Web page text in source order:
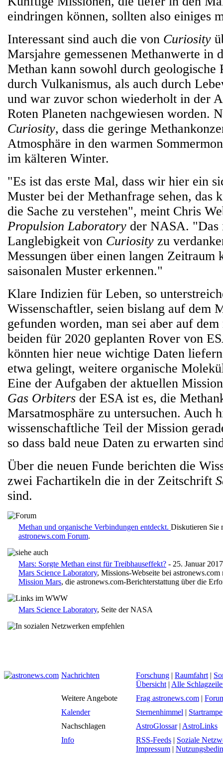
eindringen können, sollten also einiges
Interessant sind auch die von Curiosity
Marsjahre gemessenen Methanwerte in
Methan kann sowohl durch geologische
durch Vulkanismus, als auch durch
und war zuvor schon wiederholt in der
Roten Planeten nachgewiesen worden.
Curiosity, dass die geringe
Atmosphäre in den warmen
im kälteren Winter.
"Es ist das erste Mal, dass wir hier ein
Muster bei der Methanfrage sehen, das
die Sache zu verstehen", meint Chris
Propulsion Laboratory der NASA. "Das
Langlebigkeit von Curiosity zu
Messungen über einen langen Zeitraum
saisonalen Muster erkennen."
Klare Indizien für Leben, so
Wissenschaftler, seien bislang auf dem
gefunden worden, man sei aber auf
beiden für 2020 geplanten Rover von
könnten hier neue wichtige Daten
etwa gelingt, weitere organische
Eine der Aufgaben der aktuellen
Gas Orbiters der ESA ist es, die
Marsatmosphäre zu untersuchen. Auch
wissenschaftliche Teil der Mission
so dass bald neue Daten zu erwarten
Über die neuen Funde berichten die
zwei Fachartikeln die in der Zeitschrift
sind.
Methan und organische Verbindungen entdeckt. Diskutieren Sie
astronews.com Forum.
Mars: Sorgte Methan einst für Treibhauseffekt? - 25. Januar 2017
Mars Science Laboratory, Missions-Webseite bei
Mission Mars, die astronews.com-Berichterstattung über die
Mars Science Laboratory, Seite der NASA
Nachrichten Forschung | Raumfahrt |
Übersicht | Alle
Weitere Angebote
Frag astronews.com |
Kalender
Sternenhimmel | Startrampe
Nachschlagen
AstroGlossar| AstroLinks
Info
RSS-Feeds | Soziale
Impressum |